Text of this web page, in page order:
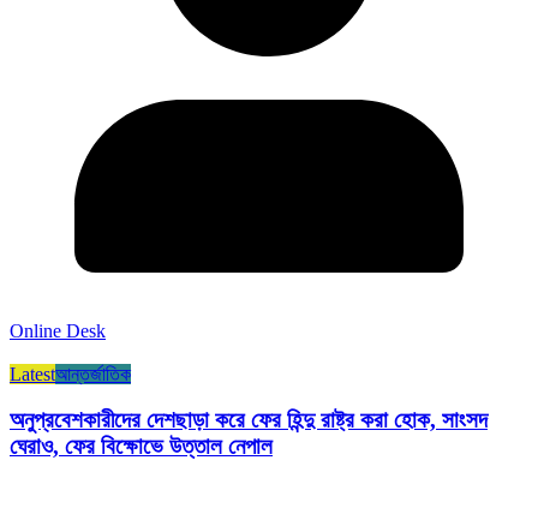
Online Desk
Latestআন্তর্জাতিক
অনুপ্রবেশকারীদের দেশছাড়া করে ফের হিন্দু রাষ্ট্র করা হোক, সাংসদ
ঘেরাও, ফের বিক্ষোভে উত্তাল নেপাল